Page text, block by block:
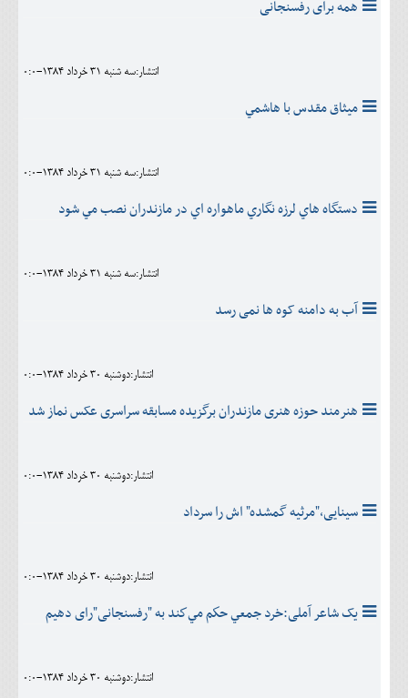
همه برای رفسنجانی
انتشار:سه شنبه 31 خرداد 1384-0:0
ميثاق‌ مقدس‌ با هاشمي‌
انتشار:سه شنبه 31 خرداد 1384-0:0
دستگاه هاي لرزه نگاري ماهواره اي در مازندران نصب مي شود
انتشار:سه شنبه 31 خرداد 1384-0:0
آب به دامنه کوه ها نمی رسد
انتشار:دوشنبه 30 خرداد 1384-0:0
هنرمند حوزه هنری مازندران برگزیده مسابقه سراسری عکس نماز شد
انتشار:دوشنبه 30 خرداد 1384-0:0
سینایی،"مرثیه گمشده" اش را سرداد
انتشار:دوشنبه 30 خرداد 1384-0:0
یک شاعر آملی:خرد جمعي حكم مي‌‏كند به "رفسنجانی"رای دهیم
انتشار:دوشنبه 30 خرداد 1384-0:0